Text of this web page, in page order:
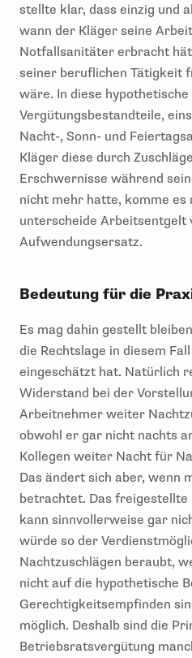
stellte klar, dass einzig und
wann der Kläger seine
Notfallsanitäter erbracht
seiner beruflichen Tätigkeit
wäre. In diese
Vergütungsbestandteile,
Nacht-, Sonn- und
Kläger diese durch
Erschwernisse während
nicht mehr hatte, komme es
unterscheide Arbeitsentgelt
Aufwendungsersatz.
Bedeutung für die
Es mag dahin gestellt
die Rechtslage in diesem
eingeschätzt hat. Natürlich
Widerstand bei der
Arbeitnehmer weiter
obwohl er gar nicht nachts
Kollegen weiter Nacht für
Das ändert sich aber, wenn
betrachtet. Das
kann sinnvollerweise gar
würde so der
Nachtzuschlägen beraubt,
nicht auf die hypothetische
Gerechtigkeitsempfinden
möglich. Deshalb sind die
Betriebsratsvergütung